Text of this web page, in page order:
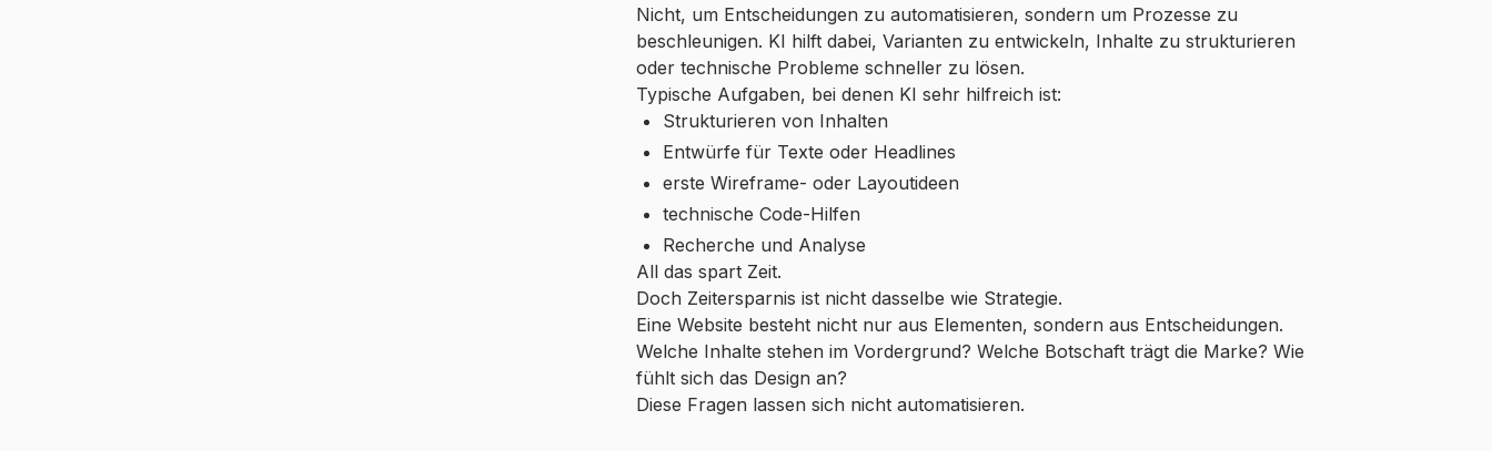
Nicht, um Entscheidungen zu automatisieren, sondern um Prozesse zu
beschleunigen. KI hilft dabei, Varianten zu entwickeln, Inhalte zu strukturieren
oder technische Probleme schneller zu lösen.
Typische Aufgaben, bei denen KI sehr hilfreich ist:
Strukturieren von Inhalten
Entwürfe für Texte oder Headlines
erste Wireframe- oder Layoutideen
technische Code-Hilfen
Recherche und Analyse
All das spart Zeit.
Doch Zeitersparnis ist nicht dasselbe wie Strategie.
Eine Website besteht nicht nur aus Elementen, sondern aus Entscheidungen.
Welche Inhalte stehen im Vordergrund? Welche Botschaft trägt die Marke? Wie
fühlt sich das Design an?
Diese Fragen lassen sich nicht automatisieren.